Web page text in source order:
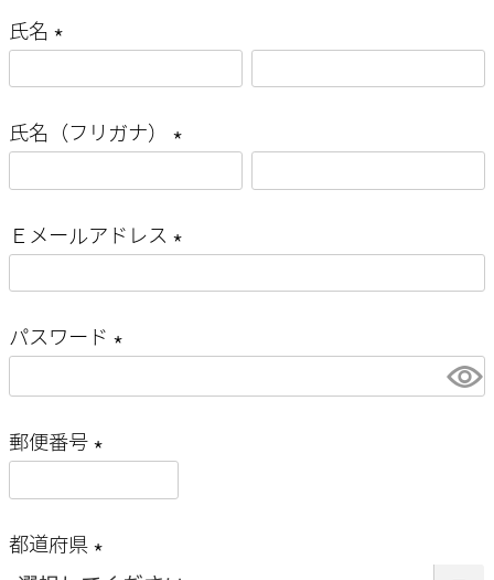
氏名
必
須
)
氏名（フリガナ）
須
)
Ｅメールアドレス
須
)
パスワード
須
)
郵便番号
都道府県